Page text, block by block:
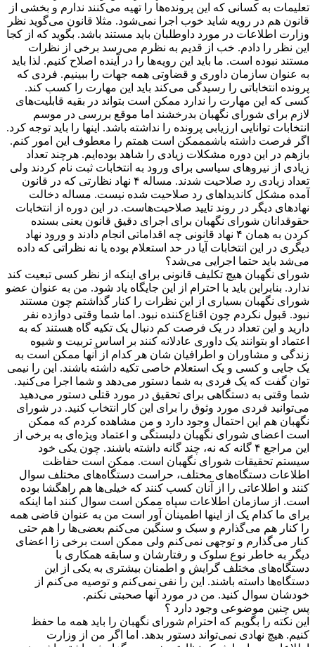
تعلیمات به کسانی که این پرونده‌ها را تهیه می‌کنند ندارم و بخشی از
قانون هم در رویه شاید خوب اجرا نمی‌شود. مثلا قانون می‌گوید نظر
وزارت اطلاعات در مورد داوطلبان باید مستند باشد. بگوید که از کجا
این نظر را دادم. خب از قدیم به نظرم می‌رسد برخی از نظرات
مستند نبوده است. ما باید این رویه‌ها را در آینده اصلاح کنیم. لذا باید
به عنوان سازمان داوری و قضاوتی همه جهات را ببینیم. فردی که
پرونده انتخاباتی را رسیدگی می‌کند باید این مهارت را کسب کند.
کسی که این مهارت را ندارد ممکن است بتواند در بقیه قابلیت‌های
لازم برای شورای نگهبان بدرخشند اما موقع بررسی در موسم
انتخابات توانایی ارزیابی پرونده را نداشته باشد. اینها را باید توجه کرد.
اگر فرصت داشته باشمممکن است همتم را معطوف این امور کنم.
بازهم در این دوره مشکلات زیادی را شاهد بوده‌ایم. هرچند تعداد
زیادی از نیروهای سیاسی برای ورود به انتخابات ثبت نام کردند ولی
تعداد زیادی رد صلاحیت شدند. مساله ۴ نهاد نظارتی که در قانون
آمده مشکل کاندیداهای رد صلاحیت شده نیست. مساله دخالت
نهادهای دیگر در روند تایید صلاحیت‌هاست. در این دوره از انتخابات
حقوقدانان شورای نگهبان برای اجرای دقیق قانون یعنی بسنده
کردن به همان ۴ نهاد قانونی چه اقداماتی انجام دادند و ورود نهاد
دیگری در این انتخابات آیا در حد استعلام بوده یا نه نظراتی که داده
می‌شد باید حتما اجرایی می‌شد؟
شورای نگهبان هیچ تکلیف قانونی برای اینکه از نظر کسی تبعیت کند
ندارد. بنابراین باید با احترام از این جایگاه یاد شود. من به عنوان عضو
شورای نگهبان بسیاری از این نظرات را کنار گذاشتم چون مستند
نبود. قبول نکردم چون اقناع‌کننده نبود. اما شما وقتی دوازده نفر
دارید و این تعداد در یک فرصت کم دنبال یک تکیه گاه هستند که به
اعتماد او بتوانند یک داوری عادلانه کنند بر اساس تربیت و شیوه
زندگی و مشاوران و اطرافیان شان هر کدام از آنها ممکن است به
یک جایی و کسی و یک استعلام خاصی تکیه داشته باشند. این را نیمی
توان گفت که یک فردی به شما دستور می‌دهد و شما اجرا می‌کنید.
شما وقتی به دستگاهی برای تحقیق در مورد قتلی دستور می‌دهید
می‌توانید فردی مورد وثوق را برای این کار انتخاب کنید. در شورای
نگهبان هم این احتمال وجود دارد و من مشاهده کردم که ممکن
است اعضای شورای نگهبان دلبستگی و اعتماد ویژه‌ای به برخی از
این مراجع ۴ گانه که نه، چند گانه داشته باشند. چون یکی خود
سیستم تحقیقات شورای نگهبان است. ممکن است حفاظت
اطلاعات دستگاه‌های مختلف، حراست دستگاه‌های مختلف سوال
کنند و اطلاعاتی را از آنان کسب کنند که خیلی‌ها هم راهگشا بوده
است. از سازمان اطلاعات سپاه ممکن است سوال کنند اما اینکه
برای ما کدام یک از اینها اطمینان آور است من به عنوان قاضی همه
را کنار هم می‌گذارم و سبک و سنگین می‌کنم بعضی‌ها را هم حتی
کنار می‌گذارم و توجهی نمی‌کنم ولی ممکن است برخی زا اعضای
دیگر به خاطر نوع سلوک و رفتارشان و سابقه همکاری با
دستگاه‌های مختلف گرایش و اطمنان بیشتری به یکی از این
دستگاه‌ها داسته باشند. این را نفی نمی‌کنم و توصیه می‌کنم از
خودشان سوال کنید. من در مورد آنها صحبتی نکنم.
پس چنین موضوعی وجود دارد ؟
این نکته را بگویم که احترام شورای نگهبان را باید همه ما حفظ
کنیم. هیچ نهادی نمی‌تواند دستور بدهد. اما اگر من از وزارت